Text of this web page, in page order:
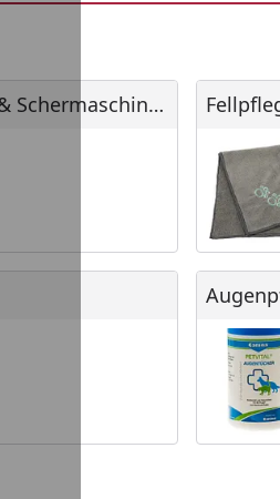
Bürsten, Kämme & Schermaschinen Fellpflege